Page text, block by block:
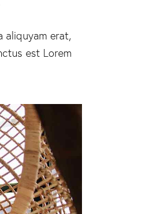
aliquyam erat,
est Lorem